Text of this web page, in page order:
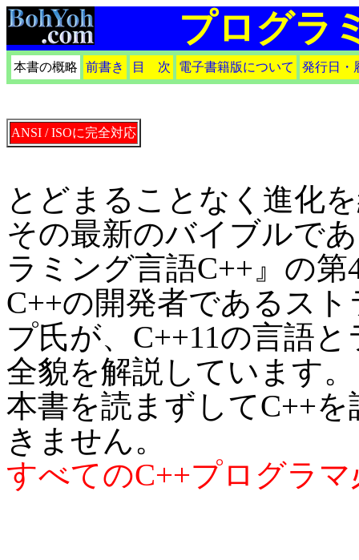
プログラ
本書の概略 前書き 目 次 電子書籍版について 発行日・
ANSI / ISOに完全対応
とどまることなく進化
その最新のバイブルで
ラミング言語C++』の第
C++の開発者であるス
プ氏が、C++11の言語
全貌を解説しています。
本書を読まずしてC++
きません。
すべてのC++プログラ